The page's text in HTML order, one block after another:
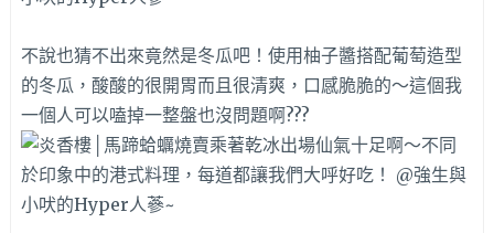
不說也猜不出來竟然是冬瓜吧！使用柚子醬搭配葡萄造型
的冬瓜，酸酸的很開胃而且很清爽，口感脆脆的～這個我
一個人可以嗑掉一整盤也沒問題啊???